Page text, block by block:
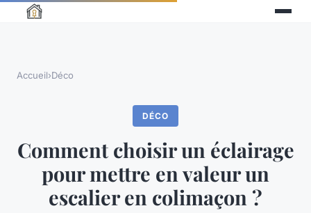
Accueil›Déco
DÉCO
Comment choisir un éclairage
pour mettre en valeur un
escalier en colimaçon ?